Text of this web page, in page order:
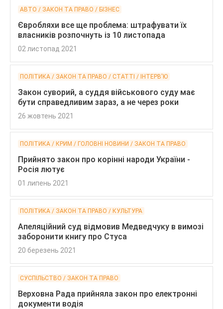
АВТО / ЗАКОН ТА ПРАВО / БІЗНЕС
Євробляхи все ще проблема: штрафувати їх
власників розпочнуть із 10 листопада
02 листопад 2021
ПОЛІТИКА / ЗАКОН ТА ПРАВО / CТАТТІ / ІНТЕРВ'Ю
Закон суворий, а суддя військового суду має
бути справедливим зараз, а не через роки
26 жовтень 2021
ПОЛІТИКА / КРИМ / ГОЛОВНІ НОВИНИ / ЗАКОН ТА ПРАВО
Прийнято закон про корінні народи України -
Росія лютує
01 липень 2021
ПОЛІТИКА / ЗАКОН ТА ПРАВО / КУЛЬТУРА
Апеляційний суд відмовив Медведчуку в вимозі
заборонити книгу про Стуса
20 березень 2021
СУСПІЛЬСТВО / ЗАКОН ТА ПРАВО
Верховна Рада прийняла закон про електронні
документи водія